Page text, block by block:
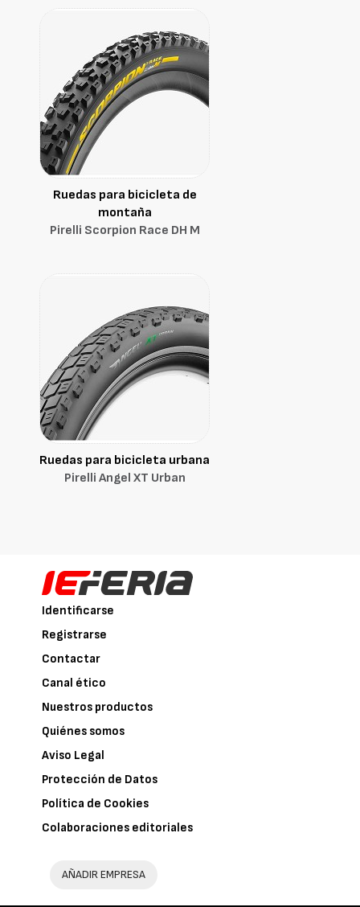
Ruedas para bicicleta de
montaña
Pirelli Scorpion Race DH M
Ruedas para bicicleta urbana
Pirelli Angel XT Urban
Identificarse
Registrarse
Contactar
Canal ético
Nuestros productos
Quiénes somos
Aviso Legal
Protección de Datos
Política de Cookies
Colaboraciones editoriales
AÑADIR EMPRESA